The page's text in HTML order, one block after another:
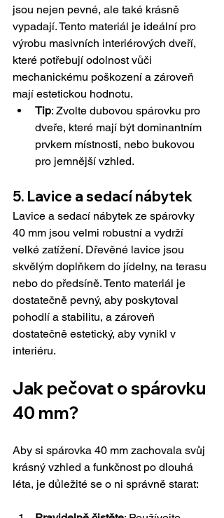
jsou nejen pevné, ale také krásně
vypadají. Tento materiál je ideální pro
výrobu masivních interiérových dveří,
které potřebují odolnost vůči
mechanickému poškození a zároveň
mají estetickou hodnotu.
Tip: Zvolte dubovou spárovku pro
dveře, které mají být dominantním
prvkem místnosti, nebo bukovou
pro jemnější vzhled.
5. Lavice a sedací nábytek
Lavice a sedací nábytek ze spárovky
40 mm jsou velmi robustní a vydrží
velké zatížení. Dřevěné lavice jsou
skvělým doplňkem do jídelny, na terasu
nebo do předsíně. Tento materiál je
dostatečně pevný, aby poskytoval
pohodlí a stabilitu, a zároveň
dostatečně estetický, aby vynikl v
interiéru.
Jak pečovat o spárovku
40 mm?
Aby si spárovka 40 mm zachovala svůj
krásný vzhled a funkčnost po dlouhá
léta, je důležité se o ni správně starat: